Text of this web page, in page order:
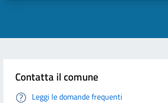
Contatta il comune
Leggi le domande frequenti